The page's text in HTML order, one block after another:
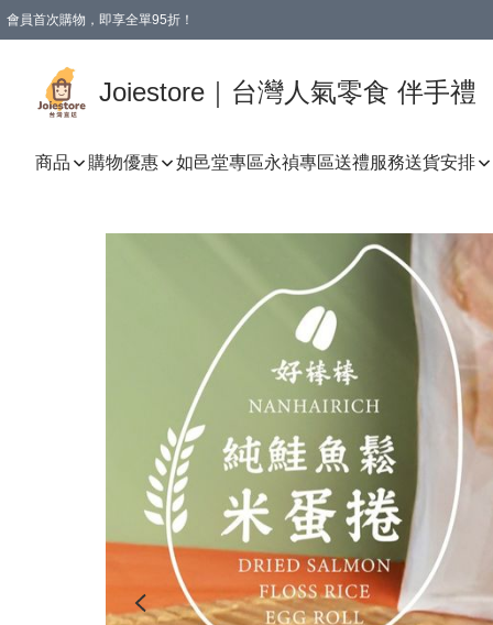
會員首次購物，即享全單95折！
Joiestore｜台灣人氣零食 伴手禮
商品 購物優惠 如邑堂專區永禎專區送禮服務送貨安排